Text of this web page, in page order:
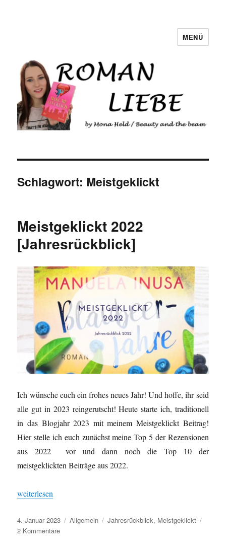
MENÜ
Schlagwort: Meistgeklickt
Meistgeklickt 2022
[Jahresrückblick]
Ich wünsche euch ein frohes neues Jahr! Und hoffe, ihr seid
alle gut in 2023 reingerutscht! Heute starte ich, traditionell
in das Blogjahr 2023 mit meinem Meistgeklickt Beitrag!
Hier stelle ich euch zunächst meine Top 5 der Rezensionen
aus 2022 vor und dann noch die Top 10 der
meistgeklickten Beiträge aus 2022.
„Meistgeklickt 2022 [Jahresrückblick]“
weiterlesen
Veröffentlicht
am
4. Januar 2023 Kategorien
Allgemein Schlagwörter
Jahresrückblick, Meistgeklickt
2 Kommentarezu